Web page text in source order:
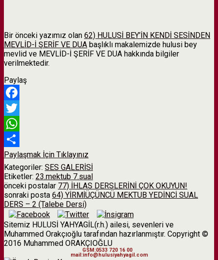
Bir önceki yazımız olan 62) HULUSİ BEY’İN KENDİ SESİNDEN
MEVLİD-İ ŞERİF VE DUA başlıklı makalemizde hulusi bey
mevlid ve MEVLİD-İ ŞERİF VE DUA hakkında bilgiler
verilmektedir.
Paylaş
Facebook
Twitter
WhatsApp
Paylaşmak İçin Tıklayınız
Kategoriler: SES GALERİSİ
Etiketler: 23.mektub 7.sual
önceki postalar 77) İHLAS DERSLERİNİ ÇOK OKUYUN!
sonraki posta 64) YİRMİÜÇÜNCÜ MEKTUB YEDİNCİ SUAL
DERS – 2 (Talebe Dersi)
Sitemiz HULUSİ YAHYAGİL(r.h.) ailesi, sevenleri ve
Muhammed Orakçıoğlu tarafından hazırlanmıştır. Copyright ©
2016 Muhammed ORAKÇIOĞLU
GSM:0533 720 16 00
mail:info@hulusiyahyagil.com